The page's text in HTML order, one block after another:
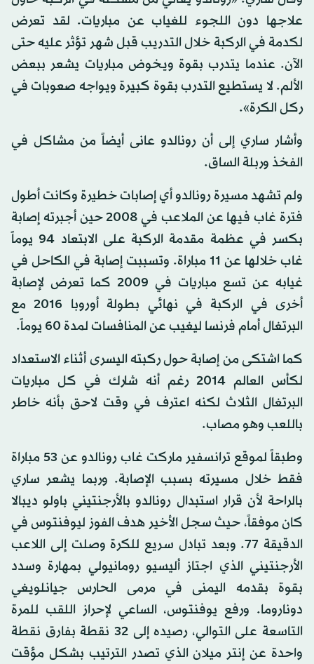
علاجها دون اللجوء للغياب عن مباريات. لقد تعرض
لكدمة في الركبة خلال التدريب قبل شهر تؤثر عليه حتى
الآن. عندما يتدرب بقوة ويخوض مباريات يشعر ببعض
الألم. لا يستطيع التدرب بقوة كبيرة ويواجه صعوبات في
ركل الكرة».
وأشار ساري إلى أن رونالدو عانى أيضاً من مشاكل في
الفخذ وربلة الساق.
ولم تشهد مسيرة رونالدو أي إصابات خطيرة وكانت أطول
فترة غاب فيها عن الملاعب في 2008 حين أجبرته إصابة
بكسر في عظمة مقدمة الركبة على الابتعاد 94 يوماً
غاب خلالها عن 11 مباراة. وتسببت إصابة في الكاحل في
غيابه عن تسع مباريات في 2009 كما تعرض لإصابة
أخرى في الركبة في نهائي بطولة أوروبا 2016 مع
البرتغال أمام فرنسا ليغيب عن المنافسات لمدة 60 يوماً.
كما اشتكى من إصابة حول ركبته اليسرى أثناء الاستعداد
لكأس العالم 2014 رغم أنه شارك في كل مباريات
البرتغال الثلاث لكنه اعترف في وقت لاحق بأنه خاطر
باللعب وهو مصاب.
وطبقاً لموقع ترانسفير ماركت غاب رونالدو عن 53 مباراة
فقط خلال مسيرته بسبب الإصابة. وربما يشعر ساري
بالراحة لأن قرار استبدال رونالدو بالأرجنتيني باولو ديبالا
كان موفقاً، حيث سجل الأخير هدف الفوز ليوفنتوس في
الدقيقة 77. وبعد تبادل سريع للكرة وصلت إلى اللاعب
الأرجنتيني الذي اجتاز أليسيو رومانيولي بمهارة وسدد
بقوة بقدمه اليمنى في مرمى الحارس جيانلويغي
دوناروما. ورفع يوفنتوس، الساعي لإحراز اللقب للمرة
التاسعة على التوالي، رصيده إلى 32 نقطة بفارق نقطة
واحدة عن إنتر ميلان الذي تصدر الترتيب بشكل مؤقت